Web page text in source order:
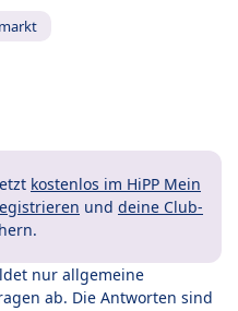
kostenlos im HiPP Mein
und deine Club-
nur allgemeine
ab. Die Antworten sind